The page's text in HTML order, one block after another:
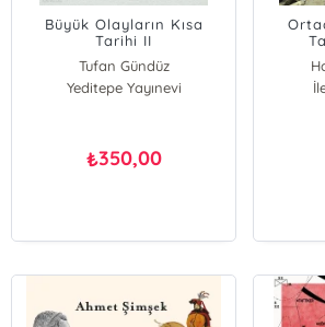
Büyük Olayların Kısa
Tarihi II
Tufan Gündüz
Yeditepe Yayınevi
₺350,00